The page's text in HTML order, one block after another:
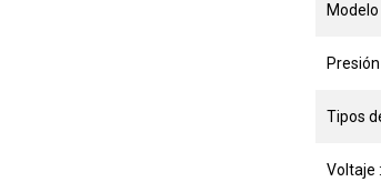
Tipos
Voltaje